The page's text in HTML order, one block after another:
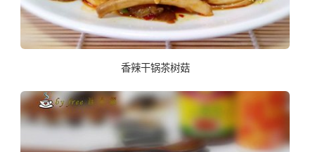
香辣干锅茶树菇